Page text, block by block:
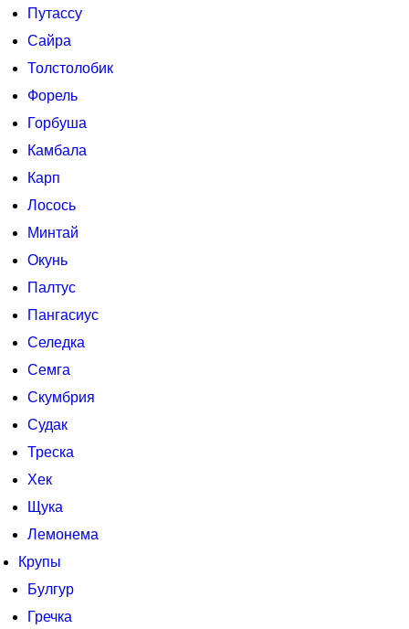
Путассу
Сайра
Толстолобик
Форель
Горбуша
Камбала
Карп
Лосось
Минтай
Окунь
Палтус
Пангасиус
Селедка
Семга
Скумбрия
Судак
Треска
Хек
Щука
Лемонема
Крупы
Булгур
Гречка